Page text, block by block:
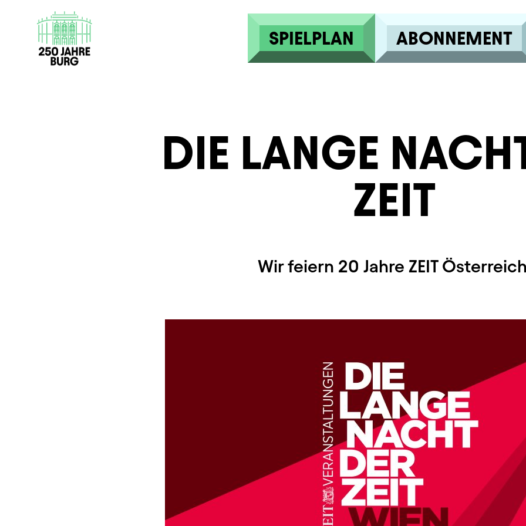
Direkt zum Inhalt
SPIELPLAN ABONNEMENT
DIE LANGE
ZEIT
Wir feiern 20 Jahre ZEIT